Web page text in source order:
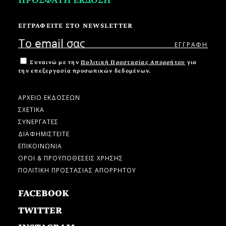
ΕΓΓΡΑΦΕΙΤΕ ΣΤΟ NEWSLETTER
Συναινώ με την Πολιτική Προστασίας Απορρήτου για
την επεξεργασία προσωπικών δεδομένων.
ΑΡΧΕΙΟ ΕΚΔΟΣΕΩΝ
ΣΧΕΤΙΚΑ
ΣΥΝΕΡΓΑΤΕΣ
ΔΙΑΦΗΜΙΣΤΕΙΤΕ
ΕΠΙΚΟΙΝΩΝΙΑ
ΟΡΟΙ & ΠΡΟΫΠΟΘΕΣΕΙΣ ΧΡΗΣΗΣ
ΠΟΛΙΤΙΚΗ ΠΡΟΣΤΑΣΙΑΣ ΑΠΟΡΡΗΤΟΥ
FACEBOOK
TWITTER